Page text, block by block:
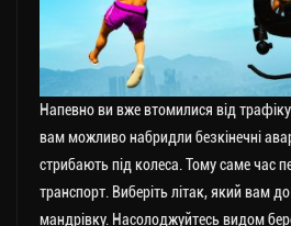
Напевно ви вже втомилися від
вам можливо набридли безкінечні
стрибають під колеса. Тому саме час
транспорт. Виберіть літак, який вам
мандрівку. Насолоджуйтесь видом